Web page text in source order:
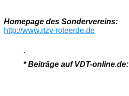
Homepage des Sondervereins:
http://www.rtzv-roteerde.de
`
* Beiträge auf VDT-online.de: